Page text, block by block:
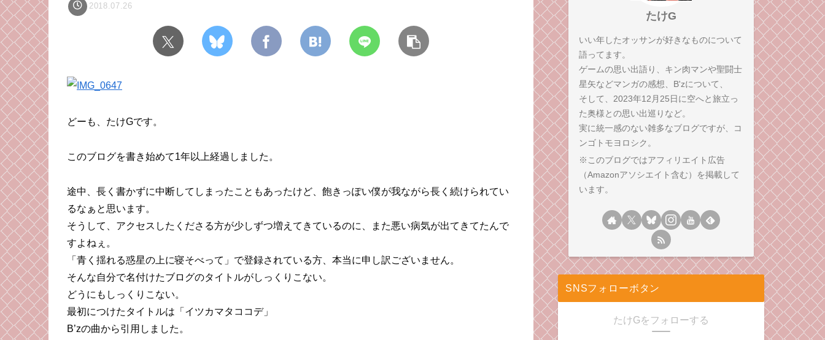
2018.07.26
どーも、たけGです。
このブログを書き始めて1年以上経過しました。
途中、長く書かずに中断してしまったこともあったけど、飽きっぽい僕が我ながら長く続けられてい
るなぁと思います。
そうして、アクセスしたくださる方が少しずつ増えてきているのに、また悪い病気が出てきてたんで
すよねぇ。
「青く揺れる惑星の上に寝そべって」で登録されている方、本当に申し訳ございません。
そんな自分で名付けたブログのタイトルがしっくりこない。
どうにもしっくりこない。
最初につけたタイトルは「イツカマタココデ」
B’zの曲から引用しました。
たけG
いい年したオッサンが好きなものについて
語ってます。
ゲームの思い出語り、キン肉マンや聖闘士
星矢などマンガの感想、B'zについて、
そして、2023年12月25日に空へと旅立っ
た奥様との思い出巡りなど。
実に統一感のない雑多なブログですが、コ
ンゴトモヨロシク。
※このブログではアフィリエイト広告
（Amazonアソシエイト含む）を掲載して
います。
SNSフォローボタン
たけGをフォローする